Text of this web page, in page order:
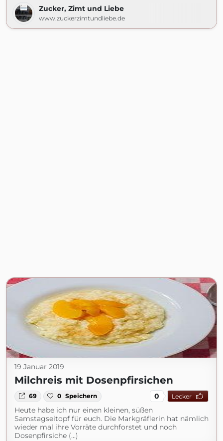
Zucker, Zimt und Liebe
www.zuckerzimtundliebe.de
19 Januar 2019
Milchreis mit Dosenpfirsichen
69 0 Speichern 0 Lecker
Heute habe ich nur einen kleinen, süßen
Samstagseitopf für euch. Die Markgräflerin hat nämlich
wieder mal ihre Vorräte durchforstet und noch
Dosenpfirsiche (...)